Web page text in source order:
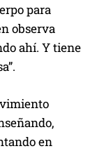
para
observa
ahí. Y tiene
en